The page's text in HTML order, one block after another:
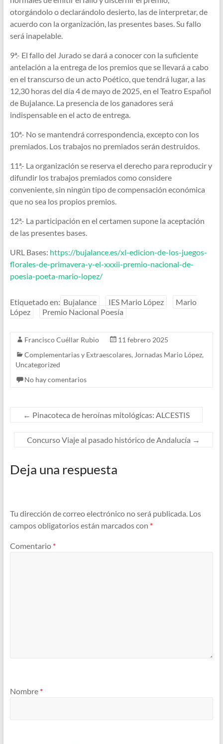
otorgándolo o declarándolo desierto, las de interpretar, de
acuerdo con la organización, las presentes bases. Su fallo
será inapelable.
9ª.- El fallo del Jurado se dará a conocer con la suficiente
antelación a la entrega de los premios que se llevará a cabo
en el transcurso de un acto Poético, que tendrá lugar, a las
12,30 horas del día 4 de mayo de 2025, en el Teatro Español
de Bujalance. La presencia de los ganadores será
indispensable en el acto de entrega.
10ª.- No se mantendrá correspondencia, excepto con los
premiados. Los trabajos no premiados serán destruidos.
11ª.- La organización se reserva el derecho para reproducir y
difundir los trabajos premiados como considere
conveniente, sin ningún tipo de compensación económica
que no sea los propios premios.
12ª.- La participación en el certamen supone la aceptación
de las presentes bases.
URL Bases: https://bujalance.es/xl-edicion-de-los-juegos-
florales-de-primavera-y-el-xxxii-premio-nacional-de-
poesia-poeta-mario-lopez/
Etiquetado en: Bujalance IES Mario López
Mario
López
Premio Nacional Poesía
Francisco Cuéllar Rubio
11 febrero 2025
Complementarias y Extraescolares, Jornadas Mario López,
Uncategorized
No hay comentarios
← Pinacoteca de heroínas mitológicas: ALCESTIS
Concurso Viaje al pasado histórico de Andalucía →
Deja una respuesta
Tu dirección de correo electrónico no será publicada. Los
campos obligatorios están marcados con *
Comentario *
Nombre *